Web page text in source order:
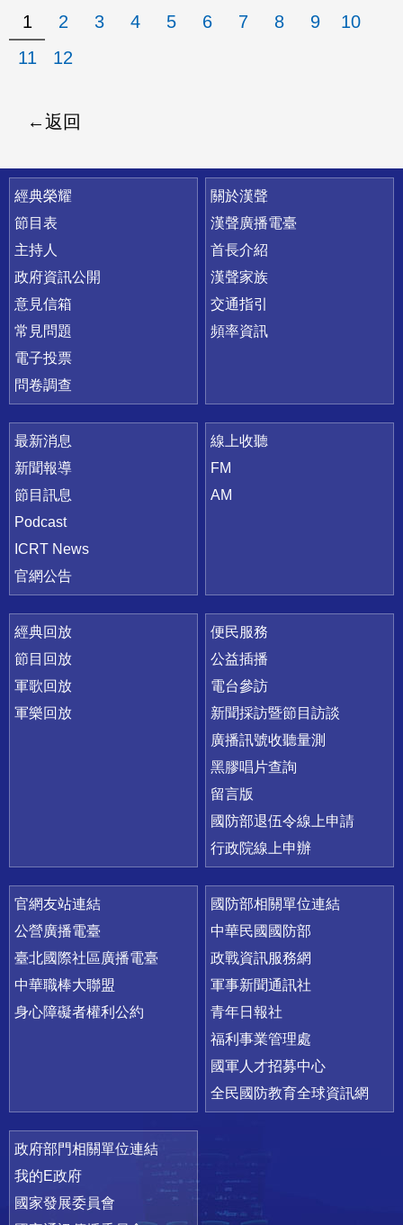
1 2 3 4 5 6 7 8 9
10
11
12
返回
快速連結
經典榮耀
節目表
主持人
政府資訊公開
意見信箱
常見問題
電子投票
問卷調查
關於漢聲
漢聲廣播電臺
首長介紹
漢聲家族
交通指引
頻率資訊
最新消息
新聞報導
節目訊息
Podcast
ICRT News
官網公告
線上收聽
FM
AM
經典回放
節目回放
軍歌回放
軍樂回放
便民服務
公益插播
電台參訪
新聞採訪暨節目訪談
廣播訊號收聽量測
黑膠唱片查詢
留言版
國防部退伍令線上申請
行政院線上申辦
官網友站連結
公營廣播電臺
臺北國際社區廣播電臺
中華職棒大聯盟
身心障礙者權利公約
國防部相關單位連結
中華民國國防部
政戰資訊服務網
軍事新聞通訊社
青年日報社
福利事業管理處
國軍人才招募中心
全民國防教育全球資訊網
政府部門相關單位連結
我的E政府
國家發展委員會